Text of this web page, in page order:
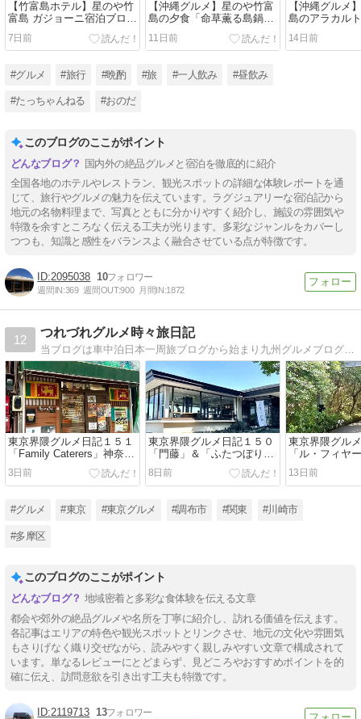
【竹富島ホテル】星のや竹
富島 ガジョーニ宿泊ブログ
｜開放感あふれる客室で過
ごす贅沢な竹富島ステイ
7日前
【沖縄グルメ】星のや竹富
島の夕食「命草薫る島鍋」
を客室で実食！贅沢な部屋
食
11日前
【沖縄グルメ
島のアラカル
14日前
#グルメ #旅行 #晩酌 #旅 #一人飲み #昼飲み
#たっちゃんねる #おのだ
このブログのここがポイント
国内外の絶品グルメと宿泊を徹底的に紹介
全国各地のホテルやレストラン、観光スポットの詳細な体験レポートを通
じて、旅行やグルメの魅力を伝えています。ラグジュアリーな宿泊記から
地元の名物料理まで、写真とともに分かりやすく紹介し、施設の雰囲気や
特徴を余すところなく伝える工夫が光ります。多彩なジャンルをカバーし
つつも、知識と感性をバランスよく融合させている点が特徴です。
2095038 10
週間IN:369 週間OUT:900 月間IN:1872
12
つれづれグルメ時々旅日記
当ブログは車中泊日本一周旅ブログから始まり九州グルメブログとなり、現在は東京界隈グルメブログへと移り変わっています。
東京界隈グルメ日記１５１
「Family Caterers」神奈川
県川崎市
3日前
東京界隈グルメ日記１５０
「門藤」＆「ふたつぼり」
静岡県伊東市
8日前
東京界隈グル
「ル・フィヤ
県伊東市
13日前
#グルメ #東京 #東京グルメ #調布市 #関東 #川崎市
#多摩区
このブログのここがポイント
地域密着と多彩な食体験を伝える文章
都会や郊外の絶品グルメや名所を丁寧に紹介し、訪れる価値を伝えます。
各記事はエリアの特色や観光スポットとリンクさせ、地元の文化や雰囲気
もさりげなく織り交ぜながら、読みやすく親しみやすい文章で構成されて
います。単なるレビューにとどまらず、見どころやおすすめポイントを的
確に伝え、訪問意欲を引き出す工夫も特徴です。
2119713 13